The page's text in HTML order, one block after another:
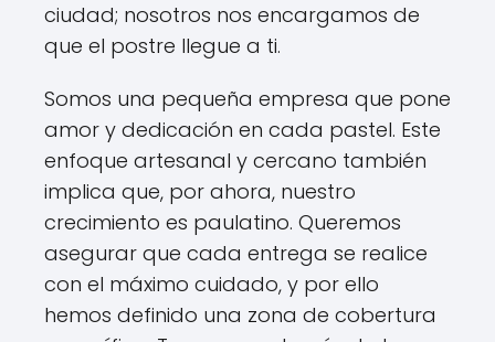
ciudad; nosotros nos encargamos de
que el postre llegue a ti.
Somos una pequeña empresa que pone
amor y dedicación en cada pastel. Este
enfoque artesanal y cercano también
implica que, por ahora, nuestro
crecimiento es paulatino. Queremos
asegurar que cada entrega se realice
con el máximo cuidado, y por ello
hemos definido una zona de cobertura